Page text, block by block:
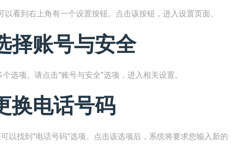
看到右上角有一个设置按钮。点击该按钮，进入设置页面。
择账号与安全
选项。请点击“账号与安全”选项，进入相关设置。
换电话号码
以找到“电话号码”选项。点击该选项后，系统将要求您输入新的